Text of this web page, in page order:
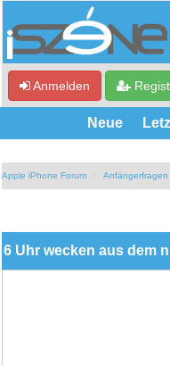
Anmelden
Neue
Apple iPhone Forum Anfängerfragen
6 Uhr wecken aus dem